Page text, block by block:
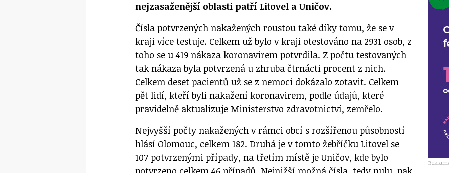
nejzasaženější oblasti patří Litovel a Uničov.
Čísla potvrzených nakažených roustou také díky tomu, že se v
kraji více testuje. Celkem už bylo v kraji otestováno na 2931 osob, z
toho se u 419 nákaza koronavirem potvrdila. Z počtu testovaných
tak nákaza byla potvrzená u zhruba čtrnácti procent z nich.
Celkem deset pacientů už se z nemoci dokázalo zotavit. Celkem
pět lidí, kteří byli nakažení koronavirem, podle údajů, které
pravidelně aktualizuje Ministerstvo zdravotnictví, zemřelo.
Nejvyšší počty nakažených v rámci obcí s rozšířenou působností
hlásí Olomouc, celkem 182. Druhá je v tomto žebříčku Litovel se
107 potvrzenými případy, na třetím místě je Uničov, kde bylo